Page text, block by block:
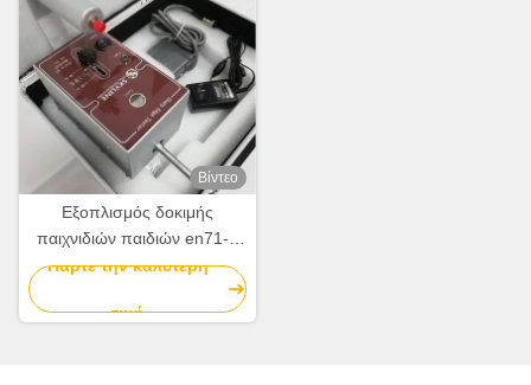
Βίντεο
Εξοπλισμός δοκιμής
παιχνιδιών παιδιών en71-1
ελεγκτής αιχμηρών ακρών
Πάρτε την καλύτερη
τιμή